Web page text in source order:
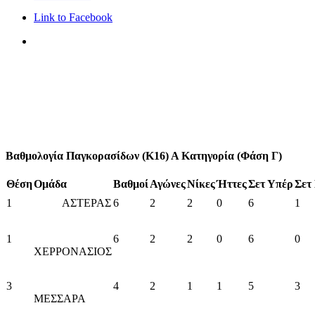
Link to Facebook
Βαθμολογία Παγκορασίδων (Κ16) Α Κατηγορία (Φάση Γ)
ΘέσηΟμάδα Βαθμοί ΑγώνεςΝίκεςΉττεςΣετ Υπέρ
1
ΑΣΤΕΡΑΣ6 2 2 0 6 1
1
ΧΕΡΡΟΝΑΣΙΟΣ
6 2 2 0 6 0
3
ΜΕΣΣΑΡΑ
4 2 1 1 5 3